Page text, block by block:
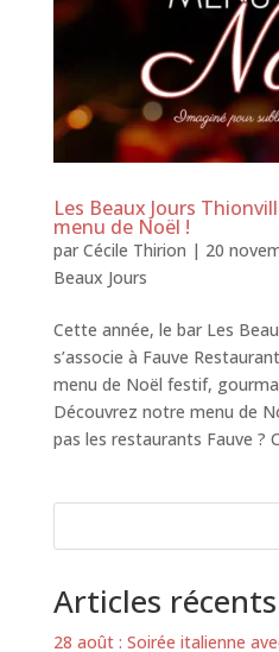
Les Beaux Jours
menu de Noël !
par Cécile Thirion | 20
Beaux Jours
Cette année, le bar Les
s’associe à Fauve
menu de Noël festif,
Découvrez notre menu de
pas les restaurants Fauve ?
Articles récents
28 août : Soirée italienne